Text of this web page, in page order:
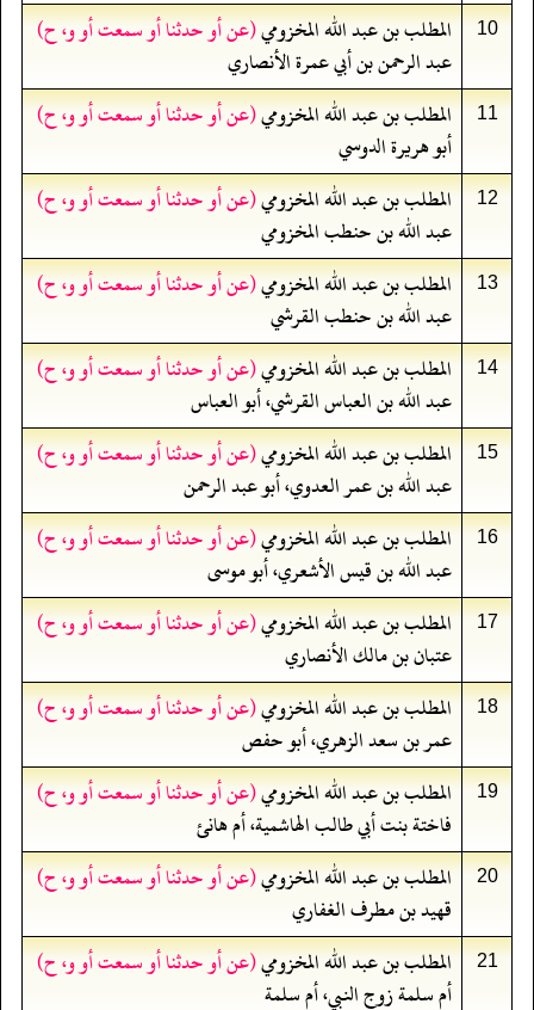
10 المطلب بن عبد الله المخزومي(عن أو حدثنا أو سمعت أو و، ح)
عبد الرحمن بن أبي عمرة الأنصاري
11 المطلب بن عبد الله المخزومي(عن أو حدثنا أو سمعت أو و، ح)
أبو هريرة الدوسي
12 المطلب بن عبد الله المخزومي(عن أو حدثنا أو سمعت أو و، ح)
عبد الله بن حنطب المخزومي
13 المطلب بن عبد الله المخزومي(عن أو حدثنا أو سمعت أو و، ح)
عبد الله بن حنطب القرشي
14 المطلب بن عبد الله المخزومي(عن أو حدثنا أو سمعت أو و، ح)
عبد الله بن العباس القرشي، أبو العباس
15 المطلب بن عبد الله المخزومي(عن أو حدثنا أو سمعت أو و، ح)
عبد الله بن عمر العدوي، أبو عبد الرحمن
16 المطلب بن عبد الله المخزومي(عن أو حدثنا أو سمعت أو و، ح)
عبد الله بن قيس الأشعري، أبو موسى
17 المطلب بن عبد الله المخزومي(عن أو حدثنا أو سمعت أو و، ح)
عتبان بن مالك الأنصاري
18 المطلب بن عبد الله المخزومي(عن أو حدثنا أو سمعت أو و، ح)
عمر بن سعد الزهري، أبو حفص
19 المطلب بن عبد الله المخزومي(عن أو حدثنا أو سمعت أو و، ح)
فاختة بنت أبي طالب الهاشمية، أم هانئ
20 المطلب بن عبد الله المخزومي(عن أو حدثنا أو سمعت أو و، ح)
قهيد بن مطرف الغفاري
21 المطلب بن عبد الله المخزومي(عن أو حدثنا أو سمعت أو و، ح)
أم سلمة زوج النبي، أم سلمة